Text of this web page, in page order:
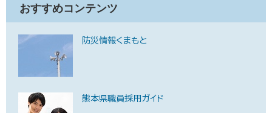
おすすめコンテンツ
防災情報くまもと
熊本県職員採用ガイド